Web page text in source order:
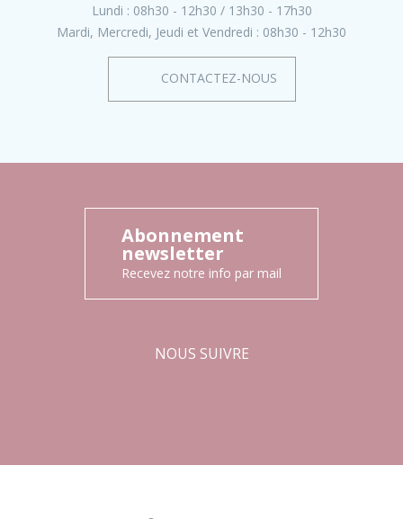
Lundi : 08h30 - 12h30
13h30 - 17h30
Mardi, Mercredi, Jeudi et Vendredi : 08h30 - 12h30
CONTACTEZ-NOUS
Abonnement
newsletter
Recevez notre info par mail
NOUS SUIVRE